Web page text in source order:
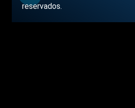
reservados.